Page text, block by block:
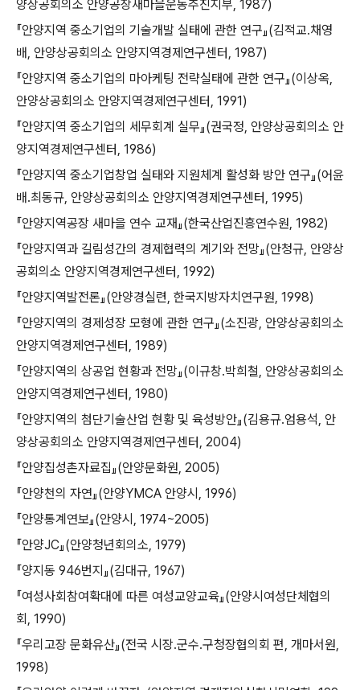
양상공회의소 안양공장새마을운동추진지부, 1987)
『안양지역 중소기업의 기술개발 실태에 관한 연구』(김적교․채영
배, 안양상공회의소 안양지역경제연구센터, 1987)
『안양지역 중소기업의 마아케팅 전략실태에 관한 연구』(이상옥,
안양상공회의소 안양지역경제연구센터, 1991)
『안양지역 중소기업의 세무회계 실무』(권국정, 안양상공회의소 안
양지역경제연구센터, 1986)
『안양지역 중소기업창업 실태와 지원체계 활성화 방안 연구』(어윤
배․최동규, 안양상공회의소 안양지역경제연구센터, 1995)
『안양지역공장 새마을 연수 교재』(한국산업진흥연수원, 1982)
『안양지역과 길림성간의 경제협력의 계기와 전망』(안청규, 안양상
공회의소 안양지역경제연구센터, 1992)
『안양지역발전론』(안양경실련, 한국지방자치연구원, 1998)
『안양지역의 경제성장 모형에 관한 연구』(소진광, 안양상공회의소
안양지역경제연구센터, 1989)
『안양지역의 상공업 현황과 전망』(이규창․박희철, 안양상공회의소
안양지역경제연구센터, 1980)
『안양지역의 첨단기술산업 현황 및 육성방안』(김용규․엄용석, 안
양상공회의소 안양지역경제연구센터, 2004)
『안양집성촌자료집』(안양문화원, 2005)
『안양천의 자연』(안양YMCA 안양시, 1996)
『안양통계연보』(안양시, 1974~2005)
『안양JC』(안양청년회의소, 1979)
『양지동 946번지』(김대규, 1967)
『여성사회참여확대에 따른 여성교양교육』(안양시여성단체협의
회, 1990)
『우리고장 문화유산』(전국 시장․군수․구청장협의회 편, 개마서원,
1998)